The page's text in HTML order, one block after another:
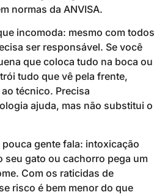
normas da ANVISA.
incomoda: mesmo com todos
ser responsável. Se você
que coloca tudo na boca ou
tudo que vê pela frente,
técnico. Precisa
ajuda, mas não substitui o
gente fala: intoxicação
seu gato ou cachorro pega um
Com os raticidas de
risco é bem menor do que